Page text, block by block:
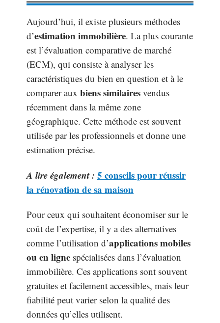
Aujourd’hui, il existe plusieurs méthodes
d’estimation immobilière. La plus courante
est l’évaluation comparative de marché
(ECM), qui consiste à analyser les
caractéristiques du bien en question et à le
comparer aux biens similaires vendus
récemment dans la même zone
géographique. Cette méthode est souvent
utilisée par les professionnels et donne une
estimation précise.
A lire également : 5 conseils pour réussir
la rénovation de sa maison
Pour ceux qui souhaitent économiser sur le
coût de l’expertise, il y a des alternatives
comme l’utilisation d’applications mobiles
ou en ligne spécialisées dans l’évaluation
immobilière. Ces applications sont souvent
gratuites et facilement accessibles, mais leur
fiabilité peut varier selon la qualité des
données qu’elles utilisent.